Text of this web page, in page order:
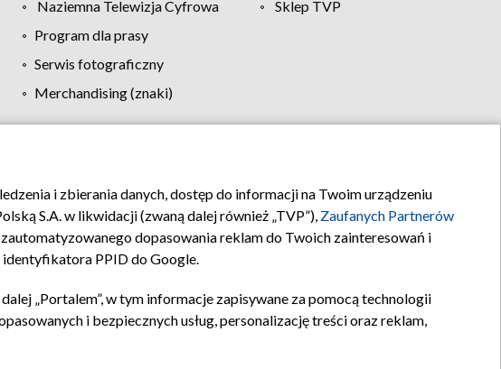
Naziemna Telewizja Cyfrowa
Sklep TVP
Program dla prasy
Serwis fotograficzny
Merchandising (znaki)
Biuro reklamy Kontakt
i zbierania danych, dostęp do informacji na Twoim urządzeniu
S.A. w likwidacji (zwaną dalej również „TVP”), Zaufanych Partnerów
dopasowania reklam do Twoich zainteresowań i
identyfikatora PPID do Google.
„Portalem”, w tym informacje zapisywane za pomocą technologii
i bezpiecznych usług, personalizację treści oraz reklam,